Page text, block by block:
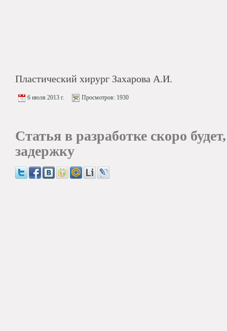
Пластический хирург Захарова А.И.
6 июля 2013 г. Просмотров: 1930
Статья в разработке скоро
задержку